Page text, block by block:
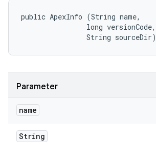
public ApexInfo (String name,
                long versionCode,
                String sourceDir)
Parameter
name
String